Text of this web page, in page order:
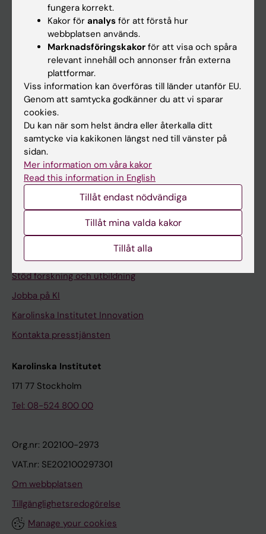
Schema
Studentmejlen
Kurs- och programwebbar
Student på KI
Medarbetare
Medarbetarportalen
Kontakta och besök KI
Universitetsbiblioteket
Stöd forskning och utbildning
Jobba på KI
Karolinska Institutet Innovation
Kontakta presstjänsten
Karolinska Institutet
171 77 Stockholm
Tel: 08-524 800 00
Org.nr: 202100-2973
VAT.nr: SE202100297301
Om webbplatsen
Tillgänglighetsredogörelse
Manage your cookies
fungera korrekt.
Kakor för analys för att förstå hur
webbplatsen används.
Marknadsföringskakor för att visa och spåra
relevant innehåll och annonser från externa
plattformar.
Viss information kan överföras till länder utanför EU.
Genom att samtycka godkänner du att vi sparar
cookies.
Du kan när som helst ändra eller återkalla ditt
samtycke via kakikonen längst ned till vänster på
sidan.
Mer information om våra kakor
Read this information in English
Tillåt endast nödvändiga
Tillåt mina valda kakor
Tillåt alla